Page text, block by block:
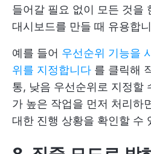
들어갈 필요 없이 모든 것을
대시보드를 만들 때 유용합
예를 들어 우선순위 기능을
위를 지정합니다 를 클릭해
통, 낮음 우선순위로 지정할
가 높은 작업을 먼저 처리하
대한 진행 상황을 확인할 수